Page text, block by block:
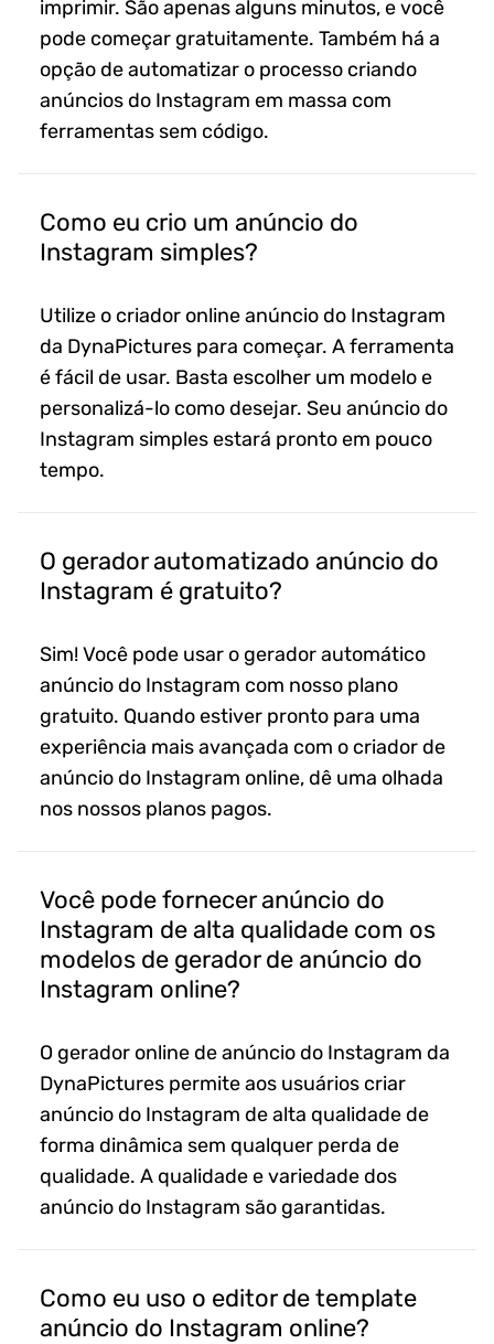
imprimir. São apenas alguns minutos, e você
pode começar gratuitamente. Também há a
opção de automatizar o processo criando
anúncios do Instagram em massa com
ferramentas sem código.
Como eu crio um anúncio do
Instagram simples?
Utilize o criador online anúncio do Instagram
da DynaPictures para começar. A ferramenta
é fácil de usar. Basta escolher um modelo e
personalizá-lo como desejar. Seu anúncio do
Instagram simples estará pronto em pouco
tempo.
O gerador automatizado anúncio do
Instagram é gratuito?
Sim! Você pode usar o gerador automático
anúncio do Instagram com nosso plano
gratuito. Quando estiver pronto para uma
experiência mais avançada com o criador de
anúncio do Instagram online, dê uma olhada
nos nossos planos pagos.
Você pode fornecer anúncio do
Instagram de alta qualidade com os
modelos de gerador de anúncio do
Instagram online?
O gerador online de anúncio do Instagram da
DynaPictures permite aos usuários criar
anúncio do Instagram de alta qualidade de
forma dinâmica sem qualquer perda de
qualidade. A qualidade e variedade dos
anúncio do Instagram são garantidas.
Como eu uso o editor de template
anúncio do Instagram online?